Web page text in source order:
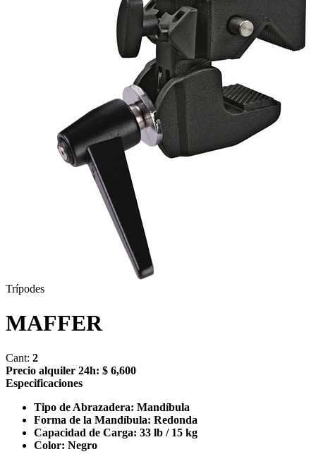
Trípodes
MAFFER
Cant: 2
Precio alquiler 24h: $ 6,600
Especificaciones
Tipo de Abrazadera: Mandíbula
Forma de la Mandíbula: Redonda
Capacidad de Carga: 33 lb / 15 kg
Color: Negro